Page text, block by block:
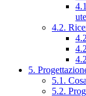
4.2.
5.
5.1.
5.2.